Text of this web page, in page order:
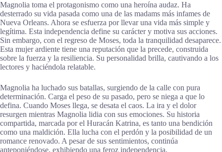
Magnolia toma el protagonismo como una heroína audaz. Ha
desterrado su vida pasada como una de las madams más infames de
Nueva Orleans. Ahora se esfuerza por llevar una vida más simple y
legítima. Esta independencia define su carácter y motiva sus acciones.
Sin embargo, con el regreso de Moses, toda la tranquilidad desaparece.
Esta mujer ardiente tiene una reputación que la precede, construida
sobre la fuerza y la resiliencia. Su personalidad brilla, cautivando a los
lectores y haciéndola relatable.
Magnolia ha luchado sus batallas, surgiendo de la calle con pura
determinación. Carga el peso de su pasado, pero se niega a que lo
defina. Cuando Moses llega, se desata el caos. La ira y el dolor
resurgen mientras Magnolia lidia con sus emociones. Su historia
compartida, marcada por el Huracán Katrina, es tanto una bendición
como una maldición. Ella lucha con el perdón y la posibilidad de un
romance renovado. A pesar de sus sentimientos, continúa
anteponiéndose, exhibiendo una feroz independencia.